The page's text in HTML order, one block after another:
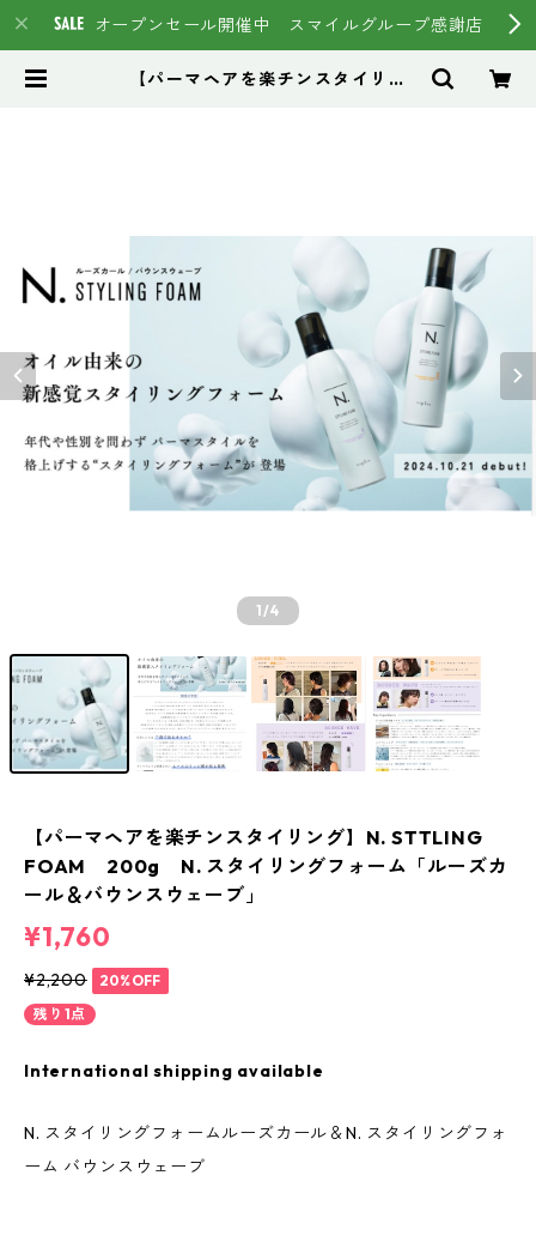
オープンセール開催中 スマイルグループ感謝店
【パーマヘアを楽チンスタイリン
1/4
【パーマヘアを楽チンスタイリング】N. STTLING
FOAM 200g N. スタイリングフォーム「ルーズカ
ール＆バウンスウェーブ」
¥1,760
¥2,200
20%OFF
残り1点
International shipping available
N. スタイリングフォームルーズカール＆N. スタイリングフォ
ーム バウンスウェーブ